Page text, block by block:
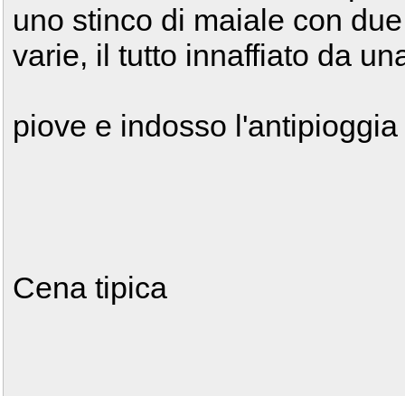
uno stinco di maiale con
varie, il tutto innaffiato da
piove e indosso l'antipioggia
Cena tipica